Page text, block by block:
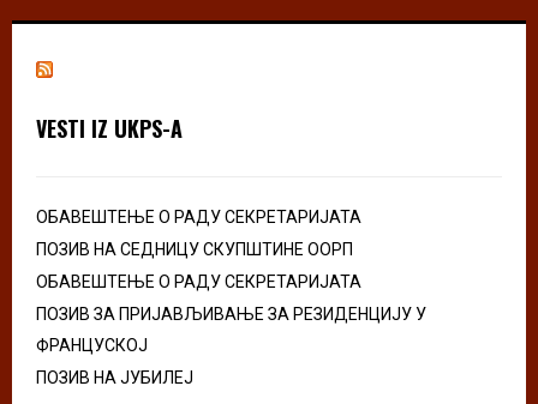
VESTI IZ UKPS-A
ОБАВЕШТЕЊЕ О РАДУ СЕКРЕТАРИЈАТА
ПОЗИВ НА СЕДНИЦУ СКУПШТИНЕ ООРП
ОБАВЕШТЕЊЕ О РАДУ СЕКРЕТАРИЈАТА
ПОЗИВ ЗА ПРИЈАВЉИВАЊЕ ЗА РЕЗИДЕНЦИЈУ У
ФРАНЦУСКОЈ
ПОЗИВ НА ЈУБИЛЕЈ